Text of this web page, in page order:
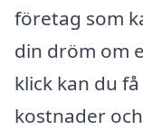
företag som
din dröm om
klick kan du
kostnader